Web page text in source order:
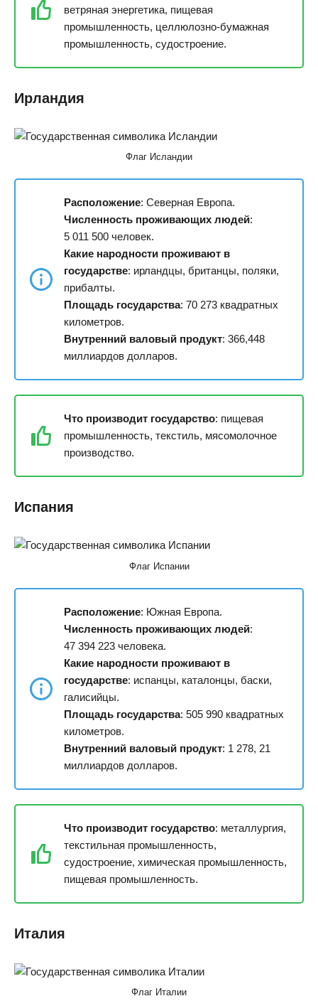
ветряная энергетика, пищевая
промышленность, целлюлозно-бумажная
промышленность, судостроение.
Ирландия
Флаг Исландии
Расположение: Северная Европа.
Численность проживающих людей:
5 011 500 человек.
Какие народности проживают в
государстве: ирландцы, британцы, поляки,
прибалты.
Площадь государства: 70 273 квадратных
километров.
Внутренний валовый продукт: 366,448
миллиардов долларов.
Что производит государство: пищевая
промышленность, текстиль, мясомолочное
производство.
Испания
Флаг Испании
Расположение: Южная Европа.
Численность проживающих людей:
47 394 223 человека.
Какие народности проживают в
государстве: испанцы, каталонцы, баски,
галисийцы.
Площадь государства: 505 990 квадратных
километров.
Внутренний валовый продукт: 1 278, 21
миллиардов долларов.
Что производит государство: металлургия,
текстильная промышленность,
судостроение, химическая промышленность,
пищевая промышленность.
Италия
Флаг Италии